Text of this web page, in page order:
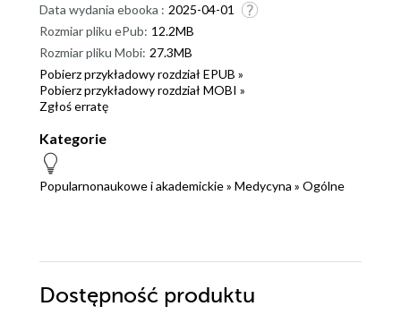
Data wydania ebooka : 2025-04-01
Rozmiar pliku ePub: 12.2MB
Rozmiar pliku Mobi: 27.3MB
Pobierz przykładowy rozdział EPUB »
Pobierz przykładowy rozdział MOBI »
Zgłoś erratę
Kategorie
Popularnonaukowe i akademickie» Medycyna » Ogólne
Dostępność produktu